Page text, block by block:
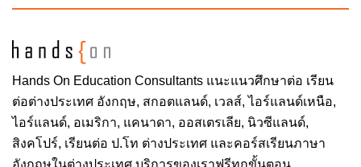
Hands On Education Consultants แนะแนวศึกษาต่อ เรียน
ต่อต่างประเทศ อังกฤษ, สกอตแลนด์, เวลส์, ไอร์แลนด์เหนือ,
ไอร์แลนด์, อเมริกา, แคนาดา, ออสเตรเลีย, นิวซีแลนด์,
สิงคโปร์, เรียนต่อ ป.โท ต่างประเทศ และคอร์สเรียนภาษา
อังกฤษในต่างประเทศ บริการของเราฟรีทุกขั้นตอน